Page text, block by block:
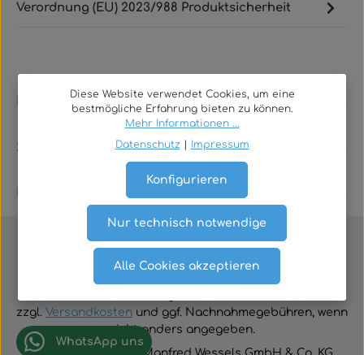
Verordnung (EU) 2023/988 Produktsicherheit
Rechtliches
Service
Vertrag widerrufen
zzgl. Versandkosten und ggf. Nachnahmegebühren, wenn
nicht anders angegeben.
WhatsApp uns
Diese Website verwendet Cookies, um eine
bestmögliche Erfahrung bieten zu können.
Mehr Informationen ...
Datenschutz
Impressum
Nur technisch notwendige
Konfigurieren
Alle Cookies akzeptieren